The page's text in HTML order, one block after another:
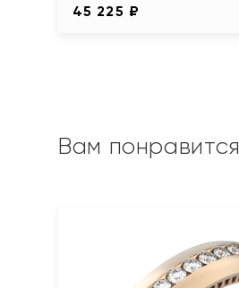
45 225 ₽
Вам понравится